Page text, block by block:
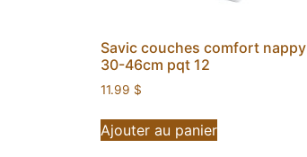
Savic couches comfort nappy
30-46cm pqt 12
11.99 $
Ajouter au panier